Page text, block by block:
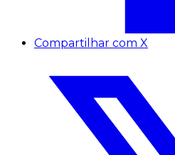
Compartilhar com X